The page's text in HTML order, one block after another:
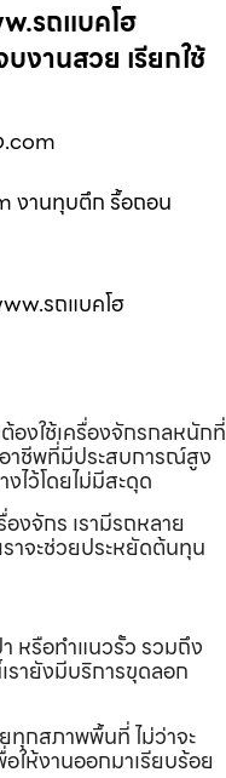
รถแบคโฮ
งานสวย เรียกใช้
.com
งานทุบตึก รื้อถอน
รถแบคโฮ
องใช้เครื่องจักรกลหนักที่
าชีพที่มีประสบการณ์สูง
ไว้โดยไม่มีสะดุด
งจักร เรามีรถหลาย
ราจะช่วยประหยัดต้นทุน
หรือทำแนวรั้ว รวมถึง
รายังมีบริการขุดลอก
ทุกสภาพพื้นที่ ไม่ว่าจะ
ให้งานออกมาเรียบร้อย